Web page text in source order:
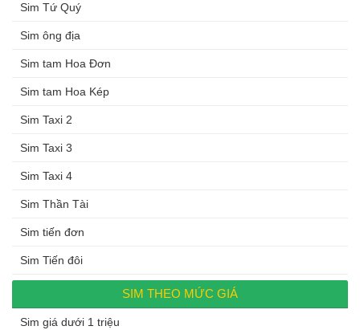
Sim Tứ Quý
Sim ông địa
Sim tam Hoa Đơn
Sim tam Hoa Kép
Sim Taxi 2
Sim Taxi 3
Sim Taxi 4
Sim Thần Tài
Sim tiến đơn
Sim Tiến đôi
SIM THEO MỨC GIÁ
Sim giá dưới 1 triệu